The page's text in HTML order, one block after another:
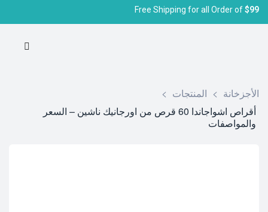
Free Shipping for all Order of$99
الأجزخانة > المنتجات >
أقراص اشواجاندا 60 قرص من اورجانيك ناشين – السعر
والمواصفات